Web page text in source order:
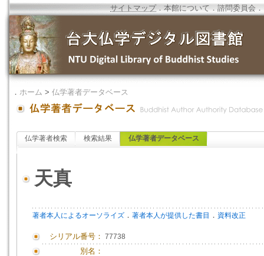
サイトマップ．本館について ．諮問委員会 ．
． ホーム > 仏学著者データベース
仏学著者検索 検索結果 仏学著者データベース
天真
著者本人によるオーソライズ ． 著者本人が提供した書目 ． 資料改正
シリアル番号： 77738
別名：